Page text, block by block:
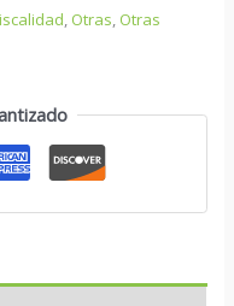
, Otras, Otras